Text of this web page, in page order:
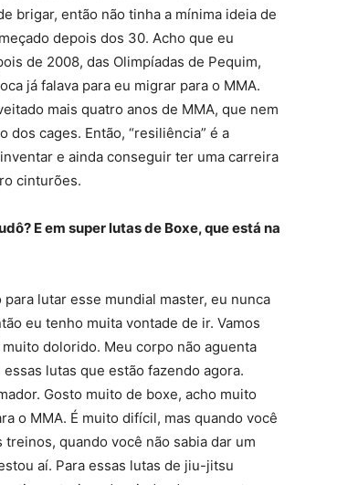
brigar, então não tinha a mínima ideia de
depois dos 30. Acho que eu
de 2008, das Olimpíadas de Pequim,
já falava para eu migrar para o MMA.
mais quatro anos de MMA, que nem
cages. Então, “resiliência” é a
e ainda conseguir ter uma carreira
cinturões.
E em super lutas de Boxe, que está na
lutar esse mundial master, eu nunca
eu tenho muita vontade de ir. Vamos
dolorido. Meu corpo não aguenta
lutas que estão fazendo agora.
Gosto muito de boxe, acho muito
o MMA. É muito difícil, mas quando você
quando você não sabia dar um
aí. Para essas lutas de jiu-jitsu